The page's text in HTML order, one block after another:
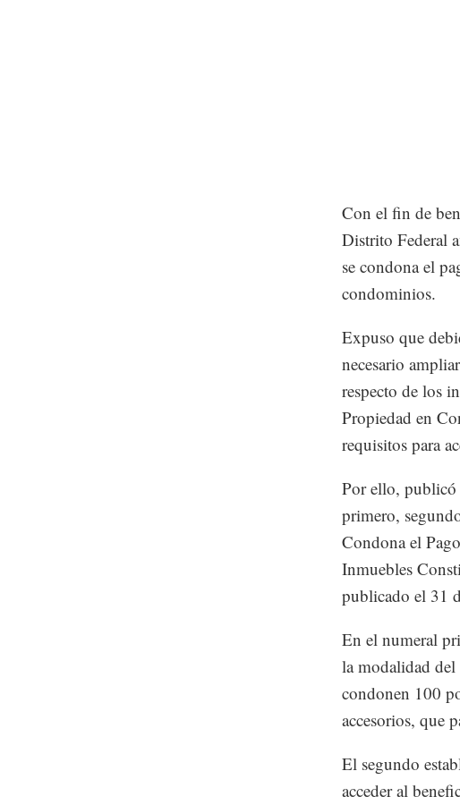
Con el fin de
Distrito Federal
se condona el
condominios.
Expuso que
necesario
respecto de los
Propiedad en
requisitos para
Por ello, publicó
primero,
Condona el
Inmuebles
publicado el 31
En el numeral
la modalidad
condonen 100
accesorios, que
El segundo
acceder al